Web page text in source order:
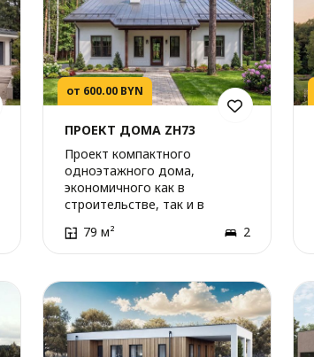
от 600.00 BYN
ПРОЕКТ ДОМА ZH73
Проект компактного
одноэтажного дома,
экономичного как в
строительстве, так и в
79 м² 2